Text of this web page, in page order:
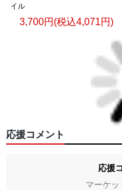
イル
3,700円(税込4,071円)
応援コメント
応
マーケ